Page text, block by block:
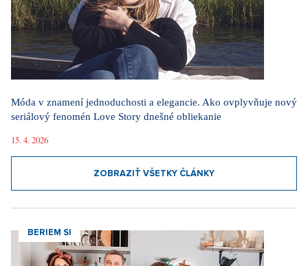
Móda v znamení jednoduchosti a elegancie. Ako ovplyvňuje nový
seriálový fenomén Love Story dnešné obliekanie
15. 4. 2026
ZOBRAZIŤ VŠETKY ČLÁNKY
BERIEM SI